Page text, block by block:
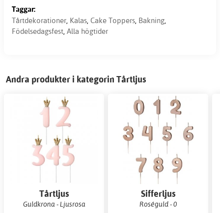
Taggar:
Tårtdekorationer, Kalas, Cake Toppers, Bakning,
Födelsedagsfest, Alla högtider
Andra produkter i kategorin Tårtljus
Tårtljus
Guldkrona - Ljusrosa
Sifferljus
Roséguld - 0